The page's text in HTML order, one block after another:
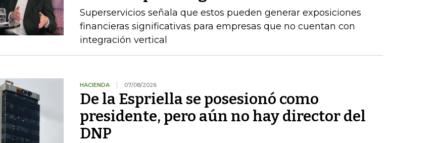
Superservicios señala que estos pueden generar exposiciones
financieras significativas para empresas que no cuentan con
integración vertical
HACIENDA 07/08/2026
De la Espriella se posesionó como
presidente, pero aún no hay director del
DNP